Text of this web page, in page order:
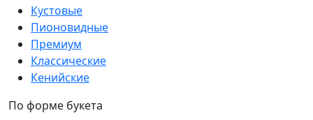
Кустовые
Пионовидные
Премиум
Классические
Кенийские
По форме букета